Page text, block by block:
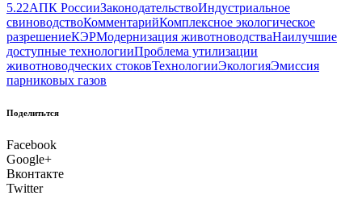
5.22АПК РоссииЗаконодательствоИндустриальное
свиноводствоКомментарийКомплексное экологическое
разрешениеКЭРМодернизация животноводстваНаилучшие
доступные технологииПроблема утилизации
животноводческих стоковТехнологииЭкологияЭмиссия
парниковых газов
Поделитьтся
Facebook
Google+
Вконтакте
Twitter